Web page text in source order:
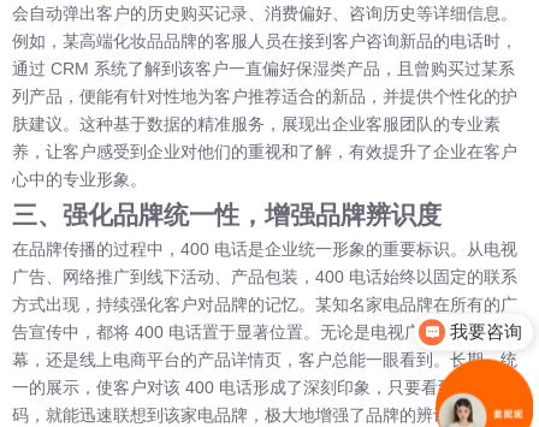
会自动弹出客户的历史购买记录、消费偏好、咨询历史等详细信息。
例如，某高端化妆品品牌的客服人员在接到客户咨询新品的电话时，
通过 CRM 系统了解到该客户一直偏好保湿类产品，且曾购买过某系
列产品，便能有针对性地为客户推荐适合的新品，并提供个性化的护
肤建议。这种基于数据的精准服务，展现出企业客服团队的专业素
养，让客户感受到企业对他们的重视和了解，有效提升了企业在客户
心中的专业形象。
三、强化品牌统一性，增强品牌辨识度
在品牌传播的过程中，400 电话是企业统一形象的重要标识。从电视
广告、网络推广到线下活动、产品包装，400 电话始终以固定的联系
方式出现，持续强化客户对品牌的记忆。某知名家电品牌在所有的广
告宣传中，都将 400 电话置于显著位置。无论是电视广告结尾的字
幕，还是线上电商平台的产品详情页，客户总能一眼看到。长期、统
一的展示，使客户对该 400 电话形成了深刻印象，只要看到这个号
码，就能迅速联想到该家电品牌，极大地增强了品牌的辨识度。
我要咨询